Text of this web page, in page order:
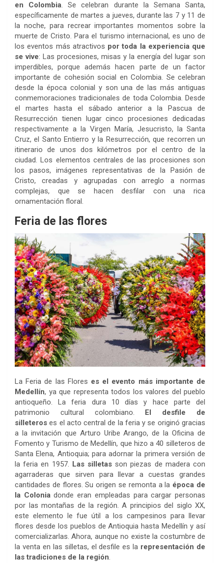
en Colombia. Se celebran durante la Semana Santa,
específicamente de martes a jueves, durante las 7 y 11 de
la noche, para recrear importantes momentos sobre la
muerte de Cristo. Para el turismo internacional, es uno de
los eventos más atractivos por toda la experiencia que
se vive: Las procesiones, misas y la energía del lugar son
imperdibles, porque además hacen parte de un factor
importante de cohesión social en Colombia. Se celebran
desde la época colonial y son una de las más antiguas
conmemoraciones tradicionales de toda Colombia. Desde
el martes hasta el sábado anterior a la Pascua de
Resurrección tienen lugar cinco procesiones dedicadas
respectivamente a la Virgen María, Jesucristo, la Santa
Cruz, el Santo Entierro y la Resurrección, que recorren un
itinerario de unos dos kilómetros por el centro de la
ciudad. Los elementos centrales de las procesiones son
los pasos, imágenes representativas de la Pasión de
Cristo, creadas y agrupadas con arreglo a normas
complejas, que se hacen desfilar con una rica
ornamentación floral.
Feria de las flores
La Feria de las Flores es el evento más importante de
Medellín, ya que representa todos los valores del pueblo
antioqueño. La feria dura 10 días y hace parte del
patrimonio cultural colombiano. El desfile de
silleteros es el acto central de la feria y se originó gracias
a la invitación que Arturo Uribe Arango, de la Oficina de
Fomento y Turismo de Medellín, que hizo a 40 silleteros de
Santa Elena, Antioquia; para adornar la primera versión de
la feria en 1957. Las silletas son piezas de madera con
agarraderas que sirven para llevar a cuestas grandes
cantidades de flores. Su origen se remonta a la época de
la Colonia donde eran empleadas para cargar personas
por las montañas de la región. A principios del siglo XX,
este elemento le fue útil a los campesinos para llevar
flores desde los pueblos de Antioquia hasta Medellín y así
comercializarlas. Ahora, aunque no existe la costumbre de
la venta en las silletas, el desfile es la representación de
las tradiciones de la región